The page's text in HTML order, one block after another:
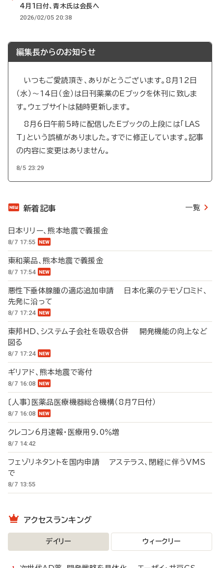
4月1日付、青木氏は会長へ
2026/02/05 20:38
編集長からのお知らせ
いつもご愛読頂き、ありがとうございます。8月12日
（水）～14日（金）は日刊薬業のEブックを休刊に致しま
す。ウェブサイトは随時更新します。
8月6日午前5時に配信したEブックの上段には「LAS
T」という誤植がありました。すでに修正しています。記事
の内容に変更はありません。
8/5 23:29
新着記事 一覧
日本リリー、熊本地震で義援金
8/7 17:55
東和薬品、熊本地震で義援金
8/7 17:54
悪性下垂体腺腫の適応追加申請 日本化薬のテモゾロミド、
先発に沿って
8/7 17:24
東邦HD、システム子会社を吸収合併 開発機能の向上など
図る
8/7 17:24
ギリアド、熊本地震で寄付
8/7 16:08
〔人事〕医薬品医療機器総合機構（8月7日付）
8/7 16:08
クレコン6月速報・医療用9.0％増
8/7 14:42
フェゾリネタントを国内申請 アステラス、閉経に伴うVMS
で
8/7 13:55
アクセスランキング
デイリー ウィークリー